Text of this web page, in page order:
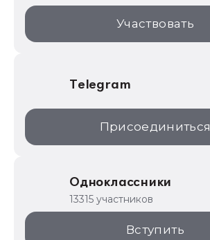
1С:Торговая площадка
Участвовать
Telegram
Присоединиться
Одноклассники
13315 участников
Вступить